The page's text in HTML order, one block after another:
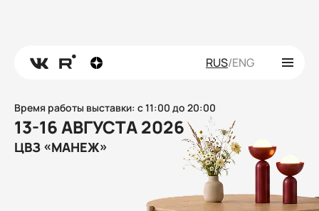
RUS/ENG
Время работы выставки: с 11:00 до 20:00
13-16 АВГУСТА 2026
ЦВЗ «МАНЕЖ»